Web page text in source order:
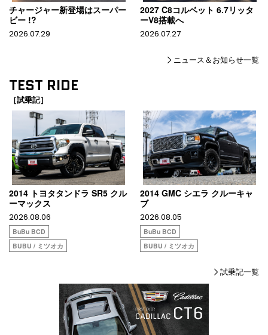
チャージャー新登場はスーパー
ビー !?
2026.07.29
2027 C8コルベット 6.7リッタ
ーV8搭載へ
2026.07.27
ニュース＆お知らせ一覧
TEST RIDE
［試乗記］
2014 トヨタタンドラ SR5 クル
ーマックス
2026.08.06
BuBu BCD
BUBU / ミツオカ
2014 GMC シエラ クルーキャ
ブ
2026.08.05
BuBu BCD
BUBU / ミツオカ
試乗記一覧